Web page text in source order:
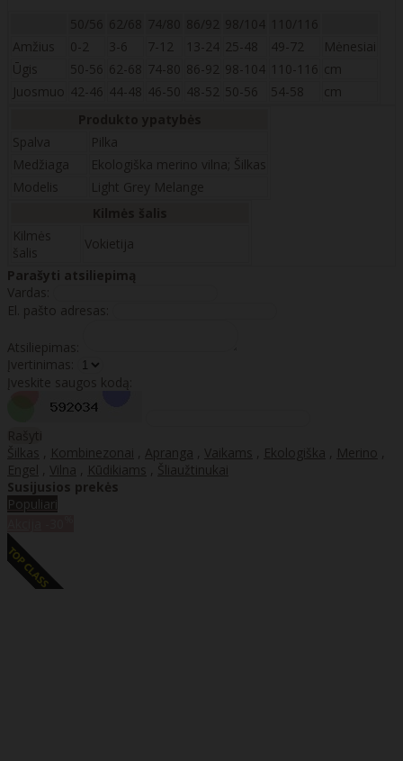
Amžius
0-2 3-6 7-12 13-24 25-48 49-72
Mėnesiai
Ūgis
50-56 62-68 74-80 86-92 98-104 110-116 cm
Juosmuo 42-46 44-48 46-50 48-52 50-56 54-58
cm
Spalva
Pilka
Medžiaga
Ekologiška merino vilna; Šilkas
Modelis
Light Grey Melange
Kilmės
šalis
Vokietija
Parašyti atsiliepimą
Vardas:
El. pašto adresas:
Atsiliepimas:
Įvertinimas:
Įveskite saugos kodą:
Rašyti
Šilkas , Kombinezonai , Apranga , Vaikams , Ekologiška , Merino ,
Engel , Vilna , Kūdikiams , Šliaužtinukai
Susijusios prekės
Populiari